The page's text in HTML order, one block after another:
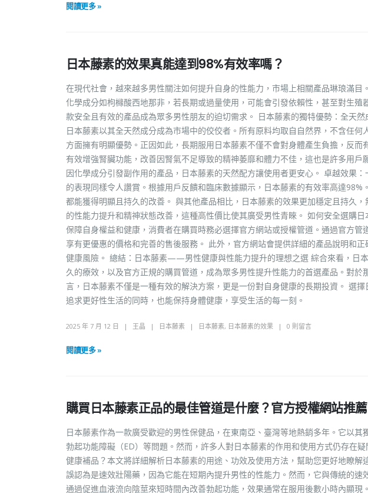
閱讀更多 »
日本藤素的效果真能達到98%有效率嗎？
在現代社會，越來越多男性關注如何提升自身的性能力，市場上相關產品琳琅滿
化學成分如枸櫞酸西地那非，若長期或過量使用，可能會引發依賴性，甚至對生
款安全且有效的產品成為眾多男性朋友的迫切需求。 日本藤素的獨特優勢：全天
日本藤素以其全天然成分成為市場中的佼佼者。所有原料均取自自然界，不含任
方面擁有明顯優勢。正因如此，長期服用日本藤素不僅不會對身體產生負擔，反
有效增強腎臟功能，改善因腎氣不足導致的精神萎靡和體力不佳，這也是許多用
因化學成分引發副作用的產品，日本藤素的天然配方讓使用者更安心。 卓越效果
的表現同樣令人讚賞。根據用戶反饋和臨床數據顯示，日本藤素的有效率高達98%
都能獲得明顯且持久的改善。 與其他產品相比，日本藤素的效果更加穩定且持久
的性能力提升和精神狀態改善，這種高性價比使其廣受男性青睞。 如何安全選購
保障自身權益和健康，消費者在購買時務必選擇官方網站或授權管道。通過官方
享有更優惠的價格和完善的售後服務。 此外，官方網站會提供詳細的產品說明和
健康風險。 總結：日本藤素——男性健康與性能力提升的理想之選 綜合來看，日
久的療效，以及官方正規的購買管道，成為眾多男性提升性能力的首選產品。對
言，日本藤素不僅是一種有效的解決方案，更是一份對自身健康的長期投資。 選
追求更好性生活的同時，也能保持身體健康，享受生活的每一刻。
2025 年 7 月 12 日 王晶 日本藤素 日本藤素, 日本藤素的效果 0 則留言
閱讀更多 »
購買日本藤素正品的最佳管道是什麼？官方授權網站推薦
日本藤素作為一款廣受歡迎的男性保健品，在東南亞、臺灣等地熱銷多年。它以
勃起功能障礙（ED）等問題。然而，許多人對日本藤素的作用和使用方式仍存在
健康補品？本文將詳細解析日本藤素的用途、功效及使用方法，幫助您更好地瞭
誤認為是速效壯陽藥，因為它能在短期內提升男性的性能力。然而，它與傳統的
通過促進血液流向陰莖來短時間內改善勃起功能，效果通常在服用後數小時內顯